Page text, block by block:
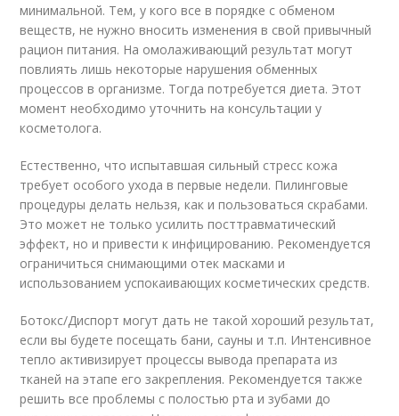
минимальной. Тем, у кого все в порядке с обменом
веществ, не нужно вносить изменения в свой привычный
рацион питания. На омолаживающий результат могут
повлиять лишь некоторые нарушения обменных
процессов в организме. Тогда потребуется диета. Этот
момент необходимо уточнить на консультации у
косметолога.
Естественно, что испытавшая сильный стресс кожа
требует особого ухода в первые недели. Пилинговые
процедуры делать нельзя, как и пользоваться скрабами.
Это может не только усилить посттравматический
эффект, но и привести к инфицированию. Рекомендуется
ограничиться снимающими отек масками и
использованием успокаивающих косметических средств.
Ботокс/Диспорт могут дать не такой хороший результат,
если вы будете посещать бани, сауны и т.п. Интенсивное
тепло активизирует процессы вывода препарата из
тканей на этапе его закрепления. Рекомендуется также
решить все проблемы с полостью рта и зубами до